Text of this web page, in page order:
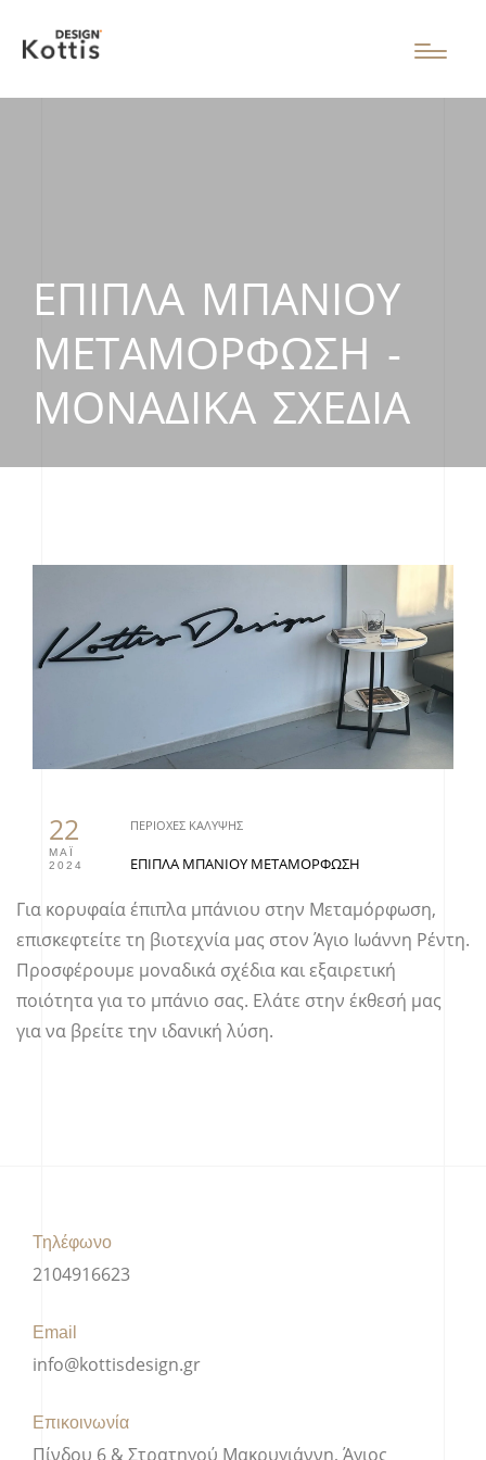
ΈΠΙΠΛΑ ΜΠΆΝΙΟΥ
ΜΕΤΑΜΌΡΦΩΣΗ -
ΜΟΝΑΔΙΚΆ ΣΧΈΔΙΑ
22
ΜΆΙ
2024
ΠΕΡΙΟΧΈΣ ΚΆΛΥΨΗΣ
ΈΠΙΠΛΑ ΜΠΆΝΙΟΥ ΜΕΤΑΜΌΡΦΩΣΗ
Για κορυφαίαέπιπλα μπάνιου στην Μεταμόρφωση,
επισκεφτείτε τη βιοτεχνία μας στον Άγιο Ιωάννη Ρέντη.
Προσφέρουμε μοναδικά σχέδια και εξαιρετική
ποιότητα για το μπάνιο σας. Ελάτε στην έκθεσή μας
για να βρείτε την ιδανική λύση.
Τηλέφωνο
2104916623
Email
info@kottisdesign.gr
Επικοινωνία
Πίνδου 6 & Στρατηγού Μακρυγιάννη, Άγιος